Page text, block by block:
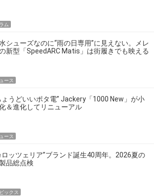
ム
シューズなのに“雨の日専用”に見えない。メレ
新型「SpeedARC Matis」は街履きでも映える
ース
ょうどいいポタ電” Jackery「1000 New」が小
＆進化してリニューアル
ース
ロッツェリア”ブランド誕生40周年。2026夏の
品総点検
ックス